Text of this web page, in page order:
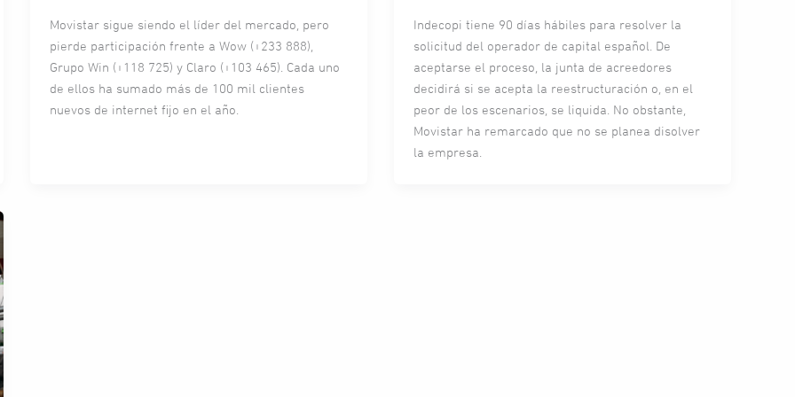
Movistar sigue siendo el líder del mercado, pero
pierde participación frente a Wow (+233 888),
Grupo Win (+118 725) y Claro (+103 465). Cada uno
de ellos ha sumado más de 100 mil clientes
nuevos de internet fijo en el año.
Indecopi tiene 90 días hábiles para resolver la
solicitud del operador de capital español. De
aceptarse el proceso, la junta de acreedores
decidirá si se acepta la reestructuración o, en el
peor de los escenarios, se liquida. No obstante,
Movistar ha remarcado que no se planea disolver
la empresa.